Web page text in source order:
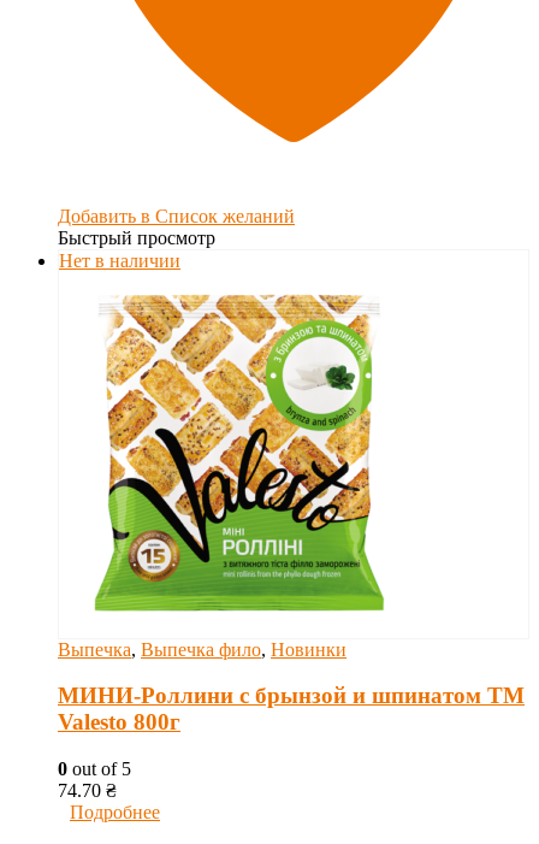
Добавить в Список желаний
Быстрый просмотр
Нет в наличии
Выпечка, Выпечка фило, Новинки
МИНИ-Роллини с брынзой и шпинатом ТМ
Valesto 800г
0 out of 5
74.70 ₴
Подробнее